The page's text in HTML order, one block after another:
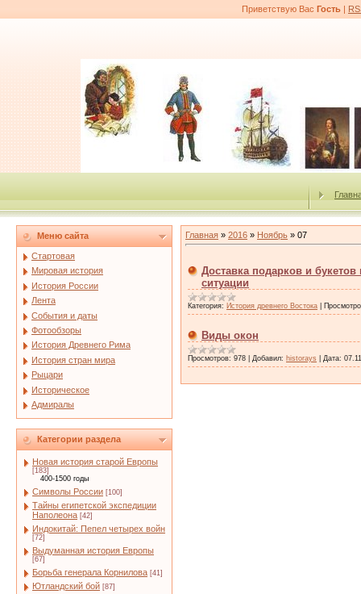
Приветствую Вас Гость |
Меню сайта
Стартовая
Мировая история
История России
Лента
События и даты
Фотообзоры
История Древнего Рима
История стран мира
Рыцари
Историческое
Адмиралы
Категории раздела
Новая история старой Европы
[183]
400-1500 годы
Символы России [100]
Тайны египетской экспедиции
Наполеона [42]
Индокитай: Пепел четырех войн
[72]
Выдуманная история Европы
[67]
Борьба генерала Корнилова [41]
Ютландский бой [87]
Главная » 2016 » Ноябрь » 07
Доставка подарков и
ситуации
Категория: История древнего Востока
Виды окон
Просмотров: 978 Добавил: historays Дата: